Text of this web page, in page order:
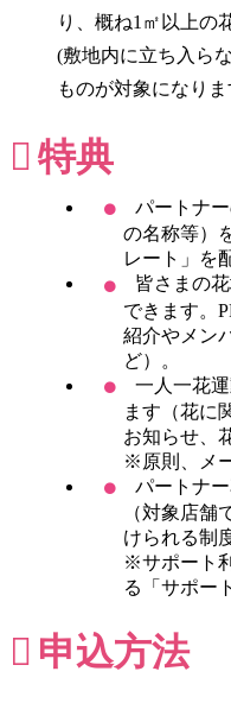
り、概ね1㎡以上の
(敷地内に立ち入ら
ものが対象になり
特典
パートナ
の名称等）
レート」を
皆さまの
できます。
紹介やメン
ど）。
一人一花
ます（花に
お知らせ、
※原則、メ
パートナ
（対象店舗
けられる制
※サポート
る「サポー
申込方法